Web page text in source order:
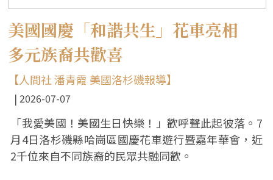
美國國慶「和諧共生」花車亮相
多元族裔共歡喜
【人間社 潘青霞 美國洛杉磯報導】
2026-07-07
「我愛美國！美國生日快樂！」歡呼聲此起彼落。7
月4日洛杉磯縣哈崗區國慶花車遊行暨嘉年華會，近
2千位來自不同族裔的民眾共融同歡。